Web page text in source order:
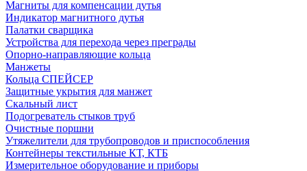
Магниты для компенсации дутья
Индикатор магнитного дутья
Палатки сварщика
Устройства для перехода через преграды
Опорно-направляющие кольца
Манжеты
Кольца СПЕЙСЕР
Защитные укрытия для манжет
Скальный лист
Подогреватель стыков труб
Очистные поршни
Утяжелители для трубопроводов и приспособления
Контейнеры текстильные КТ, КТБ
Измерительное оборудование и приборы